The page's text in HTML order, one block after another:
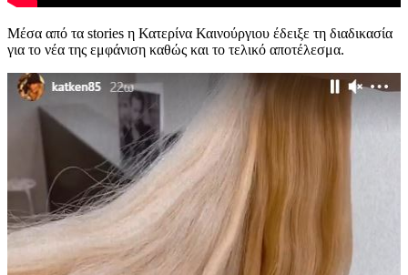
Μέσα από τα stories η Κατερίνα Καινούργιου έδειξε τη διαδικασία
για το νέα της εμφάνιση καθώς και το τελικό αποτέλεσμα.